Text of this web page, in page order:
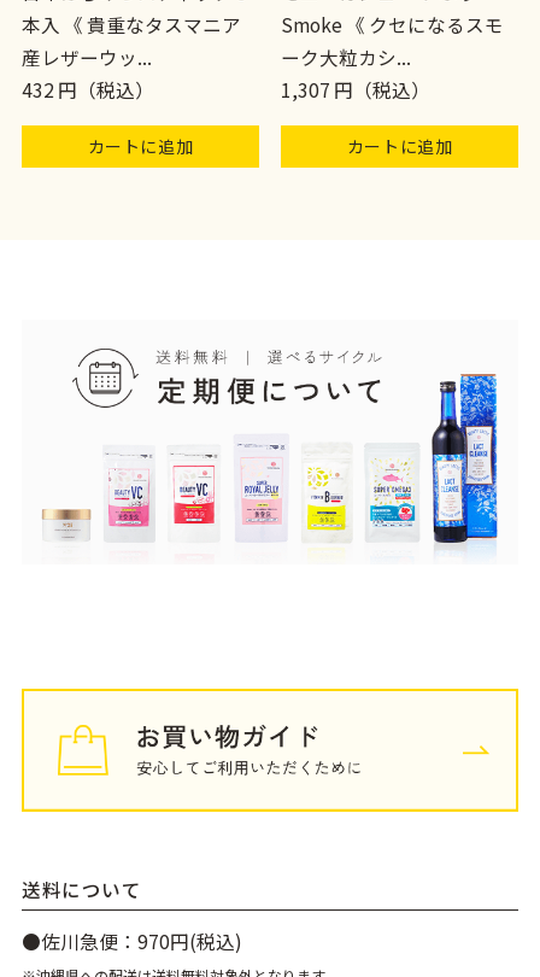
本入 《 貴重なタスマニア
産レザーウッ...
432 円（税込）
カートに追加
Smoke 《 クセになるスモ
ーク大粒カシ...
1,307 円（税込）
カートに追加
送料について
●佐川急便：970円(税込)